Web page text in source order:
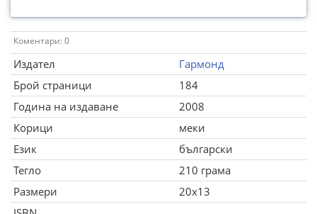
Коментари: 0
Издател
Гармонд
Брой страници
184
Година на издаване
2008
Корици
меки
Език
български
Тегло
210 грама
Размери
20x13